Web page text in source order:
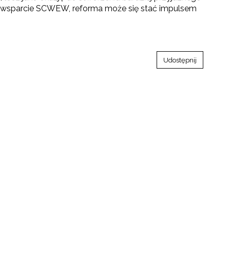
językowego (CLIL)"
SCWEW, reforma może się stać impulsem
Udostępnij